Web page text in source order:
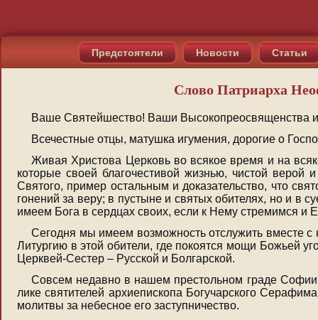
Предстоятели Новости Статьи
Слово Патриарха
Ваше Святейшество! Ваши Высокопреосвященства
Всечестные отцы, матушка игумения, дорогие о
Живая Христова Церковь во всякое время и на
которые своей благочестивой жизнью, чистой
Святого, пример остальным и доказательство, что
гонений за веру; в пустыне и святых обителях, но и в
имеем Бога в сердцах своих, если к Нему стремимся
Сегодня мы имеем возможность отслужить вместе
Литургию в этой обители, где покоятся мощи Божьей
Церквей-Сестер – Русской и Болгарской.
Совсем недавно в нашем престольном граде
лике святителей архиепископа Богучарского
молитвы за небесное его заступничество.